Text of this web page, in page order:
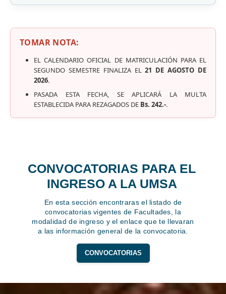
TOMAR NOTA:
EL CALENDARIO OFICIAL DE MATRICULACIÓN PARA EL
SEGUNDO SEMESTRE FINALIZA EL21 DE AGOSTO DE
2026.
PASADA ESTA FECHA, SE APLICARÁ LA MULTA
ESTABLECIDA PARA REZAGADOS DE Bs. 242.-.
CONVOCATORIAS PARA EL
INGRESO A LA UMSA
En esta sección encontraras el listado de
convocatorias vigentes de Facultades, la
modalidad de ingreso y el enlace que te llevaran
a las información general de la convocatoria.
CONVOCATORIAS